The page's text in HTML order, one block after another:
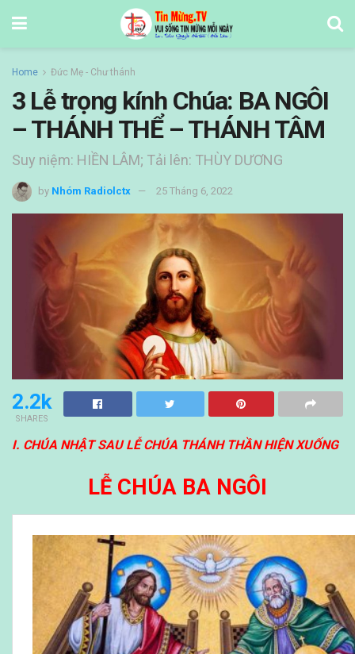
Home Đức Mẹ - Chư thánh
3 Lễ trọng kính Chúa: BA NGÔI
– THÁNH THỂ – THÁNH TÂM
Suy niệm: HIỀN LÂM; Tải lên: THÙY DƯƠNG
by Nhóm Radiolctx 25 Tháng 6, 2022
2.2k
SHARES
I. CHÚA NHẬT SAU LỄ CHÚA THÁNH THẦN HIỆN XUỐNG
LỄ CHÚA BA NGÔI